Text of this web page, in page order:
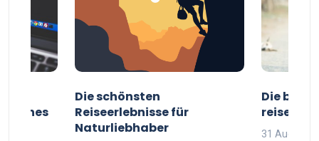
deines
Die schönsten
Reiseerlebnisse für
Naturliebhaber
Die
reisende
31 August